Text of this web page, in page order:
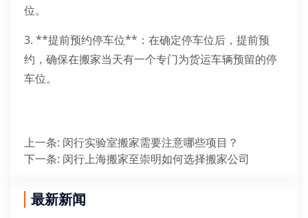
位。
3. **提前预约停车位**：在确定停车位后，提前预
约，确保在搬家当天有一个专门为货运车辆预留的停
车位。
上一条: 闵行实验室搬家需要注意哪些项目？
下一条: 闵行上海搬家至崇明如何选择搬家公司
最新新闻